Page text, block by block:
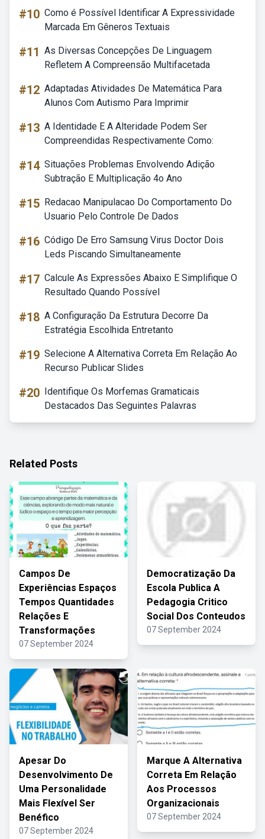
#10 Como é Possível Identificar A Expressividade
Marcada Em Gêneros Textuais
#11 As Diversas Concepções De Linguagem
Refletem A Compreensão Multifacetada
#12 Adaptadas Atividades De Matemática Para
Alunos Com Autismo Para Imprimir
#13 A Identidade E A Alteridade Podem Ser
Compreendidas Respectivamente Como:
#14 Situações Problemas Envolvendo Adição
Subtração E Multiplicação 4o Ano
#15 Redacao Manipulacao Do Comportamento Do
Usuario Pelo Controle De Dados
#16 Código De Erro Samsung Virus Doctor Dois
Leds Piscando Simultaneamente
#17 Calcule As Expressões Abaixo E Simplifique O
Resultado Quando Possível
#18 A Configuração Da Estrutura Decorre Da
Estratégia Escolhida Entretanto
#19 Selecione A Alternativa Correta Em Relação Ao
Recurso Publicar Slides
#20 Identifique Os Morfemas Gramaticais
Destacados Das Seguintes Palavras
Related Posts
Campos De
Experiências Espaços
Tempos Quantidades
Relações E
Transformações
07 September 2024
Democratização Da
Escola Publica A
Pedagogia Critico
Social Dos Conteudos
07 September 2024
Apesar Do
Desenvolvimento De
Uma Personalidade
Mais Flexível Ser
Benéfico
07 September 2024
Marque A Alternativa
Correta Em Relação
Aos Processos
Organizacionais
07 September 2024